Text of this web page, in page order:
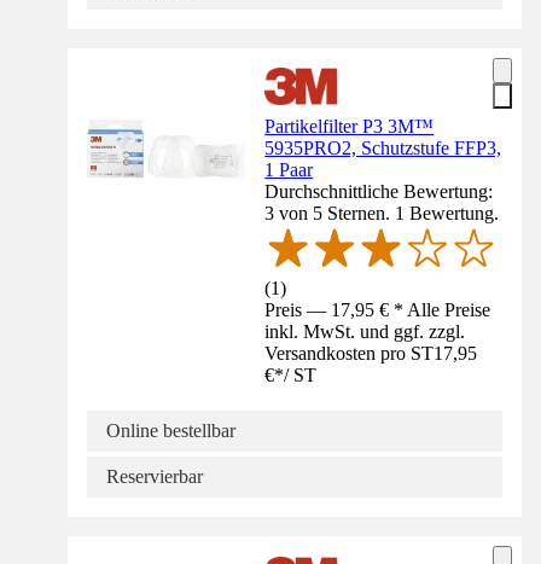
Partikelfilter P3 3M™
5935PRO2, Schutzstufe FFP3,
1 Paar
Durchschnittliche Bewertung:
3 von 5 Sternen. 1 Bewertung.
(1)
Preis — 17,95 € * Alle Preise
inkl. MwSt. und ggf. zzgl.
Versandkosten pro ST17,95
€*/ ST
Online bestellbar
Reservierbar